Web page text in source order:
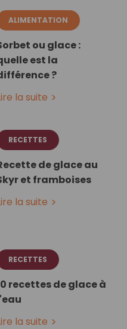
ALIMENTATION
ou glace :
est la
?
la suite
RECETTES
de glace au
et framboises
la suite
RECETTES
recettes de glace à
la suite